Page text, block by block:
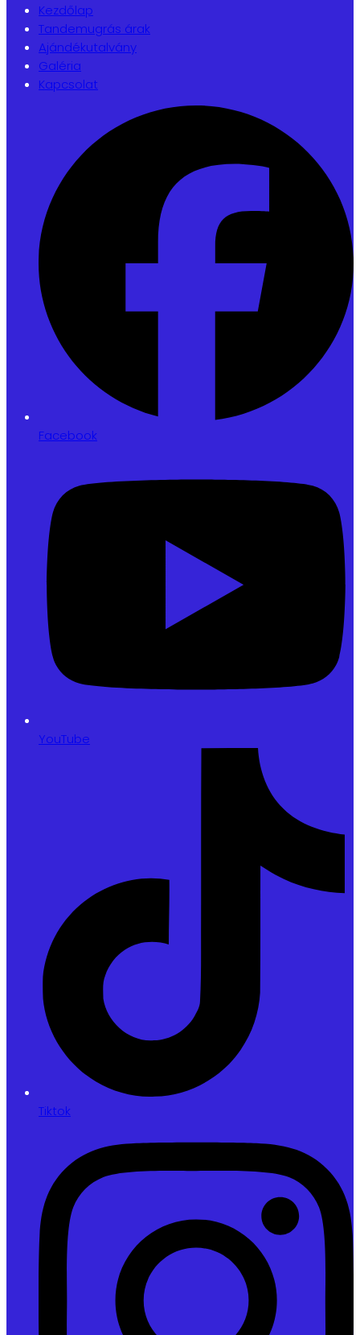
Kezdőlap
Tandemugrás árak
Ajándékutalvány
Galéria
Kapcsolat
Facebook
YouTube
Tiktok